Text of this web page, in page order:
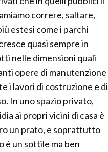
correre, saltare,
estesi come i parchi
quasi sempre in
nelle dimensioni quali
opere di manutenzione
i lavori di costruzione e di
In uno spazio privato,
ai propri vicini di casa è
un prato, e soprattutto
è un sottile ma ben